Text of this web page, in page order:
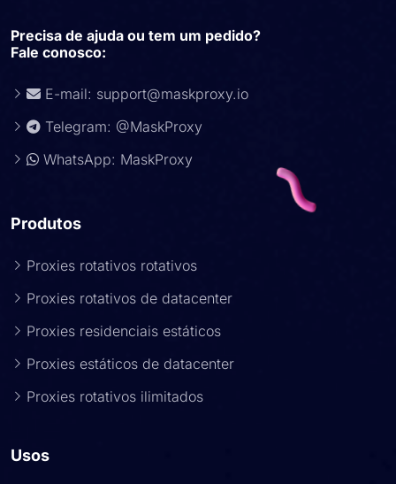
Precisa de ajuda ou tem um pedido?
Fale conosco:
E-mail: support@maskproxy.io
Telegram: @MaskProxy
WhatsApp: MaskProxy
Produtos
Proxies rotativos rotativos
Proxies rotativos de datacenter
Proxies residenciais estáticos
Proxies estáticos de datacenter
Proxies rotativos ilimitados
Usos